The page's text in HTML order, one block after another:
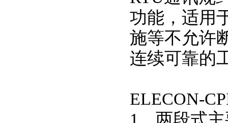
功能，适用
施等不允许
连续可靠的
ELECON-
1、两段式